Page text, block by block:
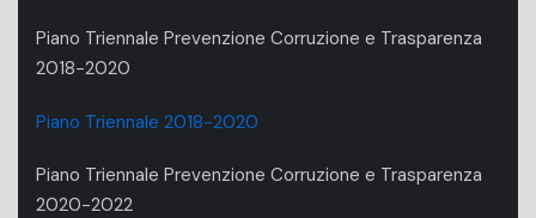
Piano Triennale Prevenzione Corruzione e Trasparenza
2018-2020
Piano Triennale 2018-2020
Piano Triennale Prevenzione Corruzione e Trasparenza
2020-2022